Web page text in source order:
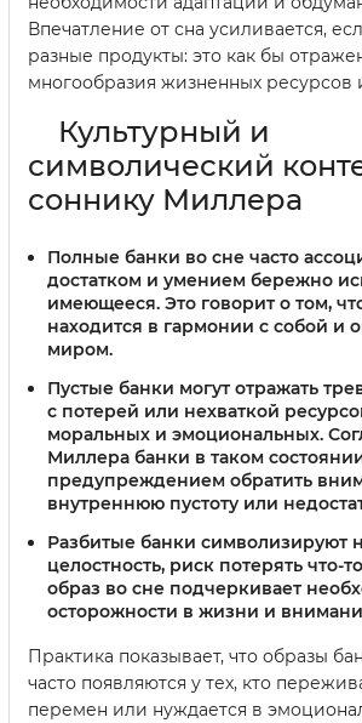
Впечатление от сна усиливается,
разные продукты: это как бы
многообразия жизненных ресурсов
Культурный и
символический
соннику Миллера
Полные банки во сне часто
достатком и умением бережно
имеющееся. Это говорит о том,
находится в гармонии с собой
миром.
Пустые банки могут отражать
с потерей или нехваткой
моральных и эмоциональных.
Миллера банки в таком
предупреждением обратить
внутреннюю пустоту или
Разбитые банки символизируют
целостность, риск потерять что-
образ во сне подчеркивает
осторожности в жизни и
Практика показывает, что образы
часто появляются у тех, кто
перемен или нуждается в